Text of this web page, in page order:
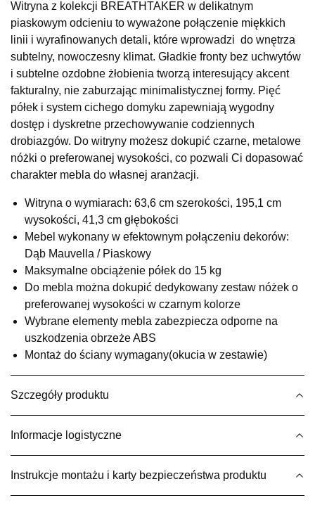
SALON MEBLOWY KUBUŚ
Salon meblowy
UL.RZEMIEŚLNICZA 6
66-470 KOSTRZYN NAD ODRĄ
Nr tel.507103199
Godziny otwarcia
Pn-Pt: 10:00-18:00, Sb: 10:00-14:00
1 049,00 zł
Wybierz
SALON MEBLOWY M JAK MEBLE
Salon meblowy
UL.BASZTOWA 3
76-100 SŁAWNO
Nr tel.502668736
Adres e-mail:pph.catrin@wp.pl
Godziny otwarcia
Pn-Pt: 09:00-17:00, Sb: 09:00-13:00
SALON MEBLOWY MEBLE EXPO
Salon meblowy
UL.PLAC DĄBROWSKIEGO 3
Nr tel.606350240
Adres e-mail:salon@mebleexpo.com.pl
Witryna z kolekcji BREATHTAKER w delikatnym
piaskowym odcieniu to wyważone połączenie miękkich
linii i wyrafinowanych detali, które wprowadzi do wnętrza
subtelny, nowoczesny klimat. Gładkie fronty bez uchwytów
i subtelne ozdobne żłobienia tworzą interesujący akcent
fakturalny, nie zaburzając minimalistycznej formy. Pięć
półek i system cichego domyku zapewniają wygodny
dostęp i dyskretne przechowywanie codziennych
drobiazgów. Do witryny możesz dokupić czarne, metalowe
nóżki o preferowanej wysokości, co pozwali Ci dopasować
charakter mebla do własnej aranżacji.
Witryna o wymiarach: 63,6 cm szerokości, 195,1 cm
wysokości, 41,3 cm głębokości
Mebel wykonany w efektownym połączeniu dekorów:
Dąb Mauvella / Piaskowy
Maksymalne obciążenie półek do 15 kg
Do mebla można dokupić dedykowany zestaw nóżek o
preferowanej wysokości w czarnym kolorze
Wybrane elementy mebla zabezpiecza odporne na
uszkodzenia obrzeże ABS
Montaż do ściany wymagany(okucia w zestawie)
Szczegóły produktu
Informacje logistyczne
Instrukcje montażu i karty bezpieczeństwa produktu